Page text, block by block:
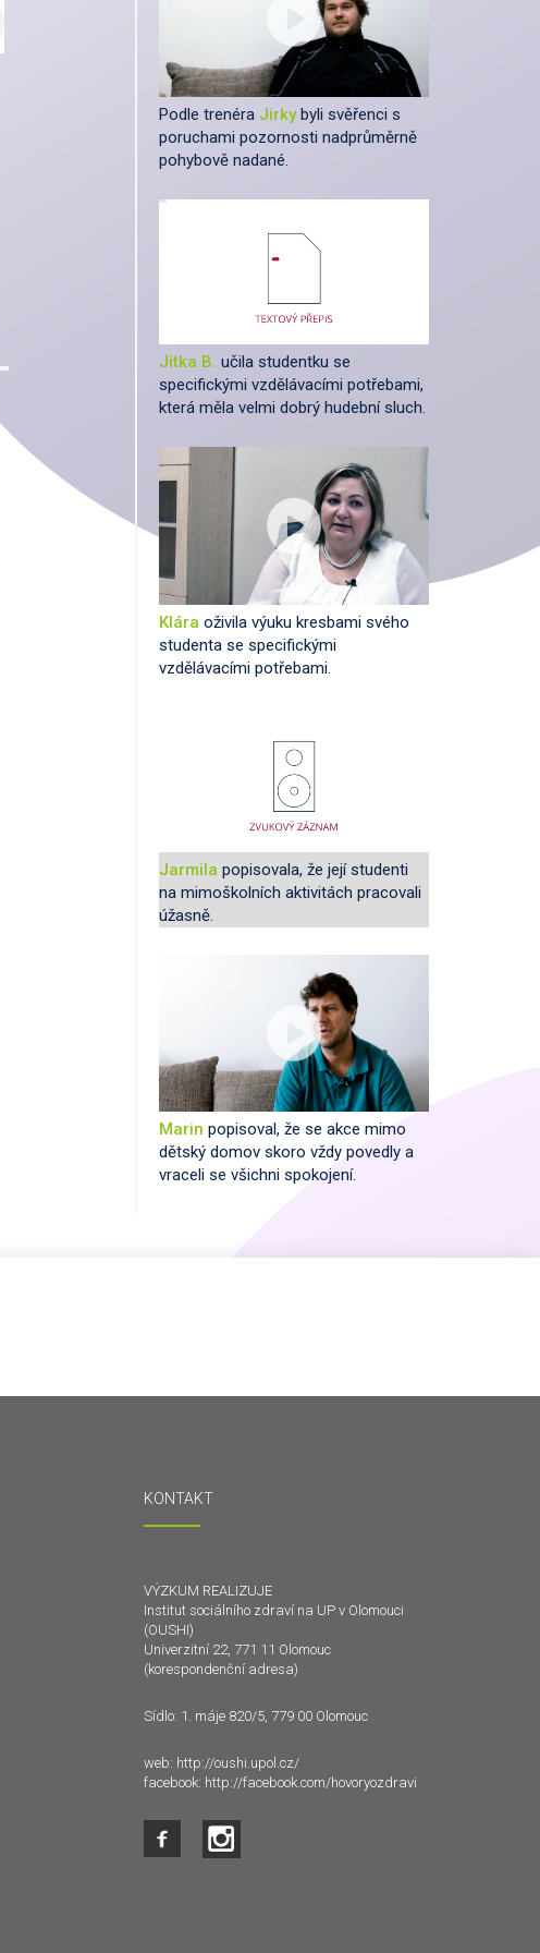
Podle trenéra Jirkybyli svěřenci s
poruchami pozornosti nadprůměrně
pohybově nadané.
Jitka B. učila studentku se
specifickými vzdělávacími potřebami,
která měla velmi dobrý hudební sluch.
Klára oživila výuku kresbami svého
studenta se specifickými
vzdělávacími potřebami.
Jarmila popisovala, že její studenti
na mimoškolních aktivitách pracovali
úžasně.
Marin popisoval, že se akce mimo
dětský domov skoro vždy povedly a
vraceli se všichni spokojení.
KONTAKT
VÝZKUM REALIZUJE
Institut sociálního zdraví na UP v Olomouci
(OUSHI)
Univerzitní 22, 771 11 Olomouc
(korespondenční adresa)
Sídlo: 1. máje 820/5, 779 00 Olomouc
web: http://oushi.upol.cz/
facebook: http://facebook.com/hovoryozdravi